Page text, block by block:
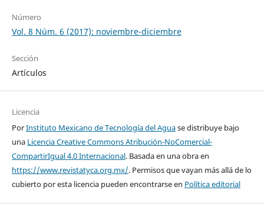
Número
Vol. 8 Núm. 6 (2017): noviembre-diciembre
Sección
Artículos
Licencia
PorInstituto Mexicano de Tecnología del Aguase distribuye bajo
una Licencia Creative Commons Atribución-NoComercial-
CompartirIgual 4.0 Internacional. Basada en una obra en
https://www.revistatyca.org.mx/. Permisos que vayan más allá de lo
cubierto por esta licencia pueden encontrarse en Política editorial